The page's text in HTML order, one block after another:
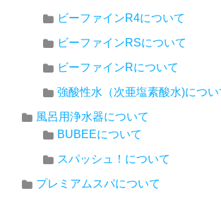
ビーファインR4について
ビーファインRSについて
ビーファインRについて
強酸性水（次亜塩素酸水)につい
風呂用浄水器について
BUBEEについて
スパッシュ！について
プレミアムスパについて